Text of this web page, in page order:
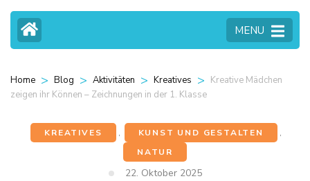
MENU
Home > Blog > Aktivitäten > Kreatives > Kreative Mädchen
zeigen ihr Können – Zeichnungen in der 1. Klasse
KREATIVES , KUNST UND GESTALTEN
,
NATUR
22. Oktober 2025